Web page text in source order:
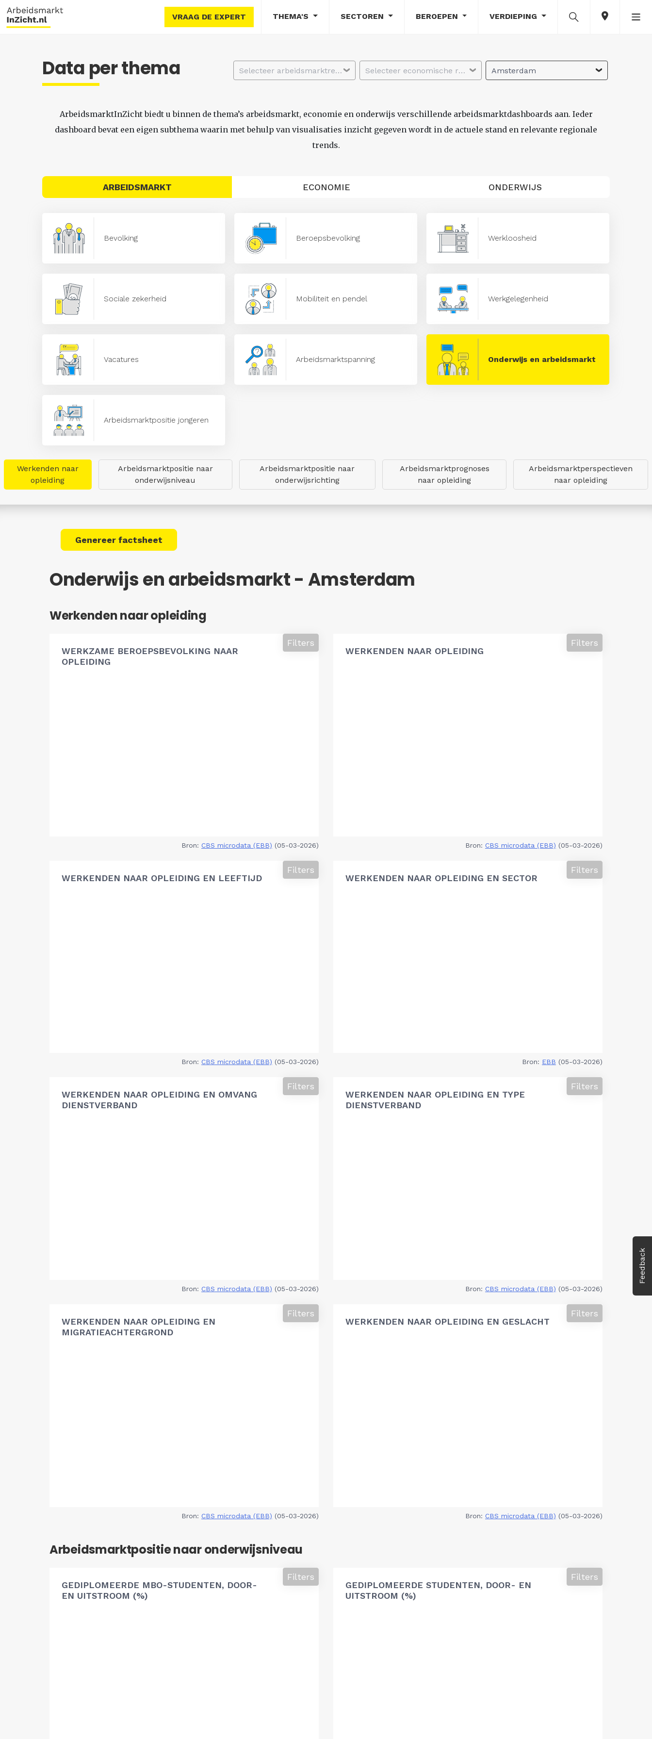
VRAAG DE EXPERT THEMA'S SECTOREN BEROEPEN VERDIEPING
Feedback
Data per thema Selecteer arbeidsmarktregio Selecteer economische regio Amsterdam
ArbeidsmarktInZicht biedt u binnen de thema’s arbeidsmarkt, economie en onderwijs verschillende arbeidsmarktdashboards aan. Ieder
dashboard bevat een eigen subthema waarin met behulp van visualisaties inzicht gegeven wordt in de actuele stand en relevante regionale
trends.
ARBEIDSMARKT ECONOMIE ONDERWIJS
Bevolking Beroepsbevolking Werkloosheid
Sociale zekerheid Mobiliteit en pendel Werkgelegenheid
Vacatures Arbeidsmarktspanning Onderwijs en arbeidsmarkt
Arbeidsmarktpositie jongeren
Werkenden naar
opleiding
Arbeidsmarktpositie naar
onderwijsniveau
Arbeidsmarktpositie naar
onderwijsrichting
Arbeidsmarktprognoses
naar opleiding
Arbeidsmarktperspectieven
naar opleiding
Genereer factsheet
Onderwijs en arbeidsmarkt - Amsterdam
Werkenden naar opleiding
WERKZAME BEROEPSBEVOLKING NAAR
OPLEIDING
Filters
Bron: CBS microdata (EBB) (05-03-2026)
WERKENDEN NAAR OPLEIDING
Filters
Bron: CBS microdata (EBB) (05-03-2026)
WERKENDEN NAAR OPLEIDING EN LEEFTIJD
Filters
Bron: CBS microdata (EBB) (05-03-2026)
WERKENDEN NAAR OPLEIDING EN SECTOR
Filters
Bron: EBB (05-03-2026)
WERKENDEN NAAR OPLEIDING EN OMVANG
DIENSTVERBAND
Filters
Bron: CBS microdata (EBB) (05-03-2026)
WERKENDEN NAAR OPLEIDING EN TYPE
DIENSTVERBAND
Filters
Bron: CBS microdata (EBB) (05-03-2026)
WERKENDEN NAAR OPLEIDING EN
MIGRATIEACHTERGROND
Filters
Bron: CBS microdata (EBB) (05-03-2026)
WERKENDEN NAAR OPLEIDING EN GESLACHT
Filters
Bron: CBS microdata (EBB) (05-03-2026)
Arbeidsmarktpositie naar onderwijsniveau
GEDIPLOMEERDE MBO-STUDENTEN, DOOR-
EN UITSTROOM (%)
Filters
GEDIPLOMEERDE STUDENTEN, DOOR- EN
UITSTROOM (%)
Filters